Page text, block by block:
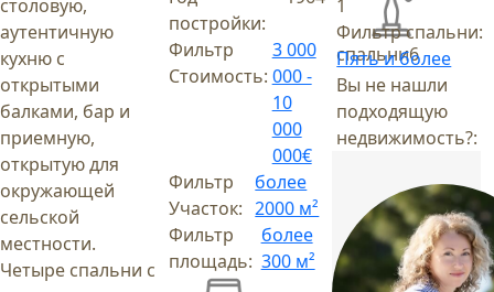
столовую,
аутентичную
кухню с
открытыми
балками, бар и
приемную,
открытую для
окружающей
сельской
местности.
Четыре спальни с
постройки:
Фильтр
Стоимость:
3 000
000 -
10
000
000€
Фильтр
Участок:
более
2000 м²
Фильтр
площадь:
более
300 м²
спальни6
1
Фильтр спальни:
Пять и более
Вы не нашли
подходящую
недвижимость?: